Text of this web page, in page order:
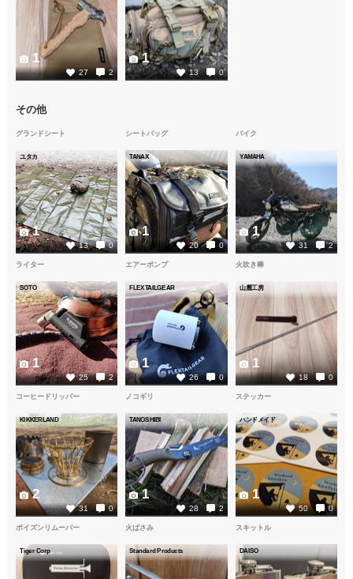
27 2
1
13 0
1
その他
グランドシート
ユタカ
13 0
1
シートバッグ
TANAX
20 0
1
バイク
YAMAHA
31 2
1
ライター
SOTO
25 2
1
エアーポンプ
FLEXTAILGEAR
26 0
1
火吹き棒
山麓工房
18 0
1
コーヒードリッパー
KIKKERLAND
31 0
2
ノコギリ
TANOSHIBI
28 2
1
ステッカー
ハンドメイド
50 0
1
ポイズンリムーバー
Tiger Corp
火ばさみ
Standard Products
スキットル
DAISO